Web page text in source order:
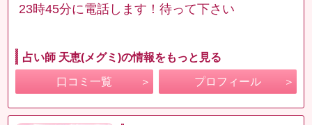
23時45分に電話します！待って下さい
占い師 天恵(メグミ)の情報をもっと見る
口コミ一覧 プロフィール